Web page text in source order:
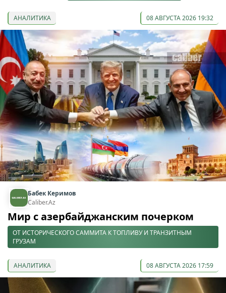
АНАЛИТИКА 08 АВГУСТА 2026 19:32
Бабек Керимов
Caliber.Az
Мир с азербайджанским почерком
ОТ ИСТОРИЧЕСКОГО САММИТА К ТОПЛИВУ И ТРАНЗИТНЫМ
ГРУЗАМ
АНАЛИТИКА 08 АВГУСТА 2026 17:59